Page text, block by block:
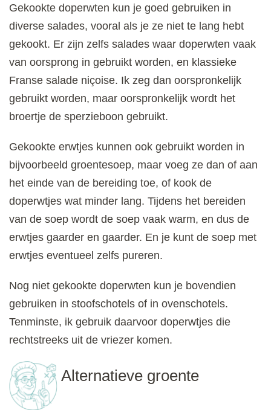
Gekookte doperwten kun je goed gebruiken in
diverse salades, vooral als je ze niet te lang hebt
gekookt. Er zijn zelfs salades waar doperwten vaak
van oorsprong in gebruikt worden, en klassieke
Franse salade niçoise. Ik zeg dan oorspronkelijk
gebruikt worden, maar oorspronkelijk wordt het
broertje de sperzieboon gebruikt.
Gekookte erwtjes kunnen ook gebruikt worden in
bijvoorbeeld groentesoep, maar voeg ze dan of aan
het einde van de bereiding toe, of kook de
doperwtjes wat minder lang. Tijdens het bereiden
van de soep wordt de soep vaak warm, en dus de
erwtjes gaarder en gaarder. En je kunt de soep met
erwtjes eventueel zelfs pureren.
Nog niet gekookte doperwten kun je bovendien
gebruiken in stoofschotels of in ovenschotels.
Tenminste, ik gebruik daarvoor doperwtjes die
rechtstreeks uit de vriezer komen.
Alternatieve groente